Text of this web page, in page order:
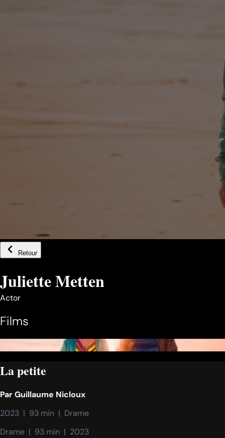
Retour
Juliette Metten
Actor
Films
La petite
ParGuillaume Nicloux
2023  |  93 min  |  Drame
Drame  |  93 min  |  2023